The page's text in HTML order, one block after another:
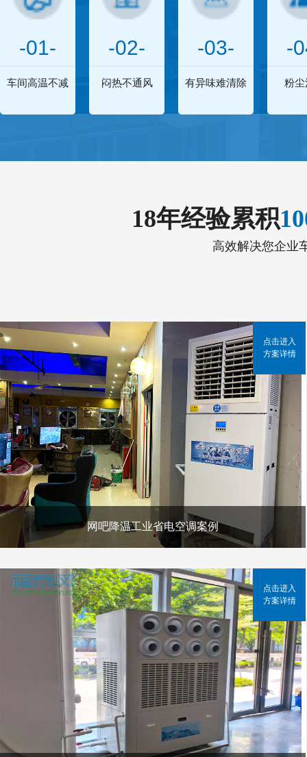
-01-
车间高温不减
-02-
闷热不通风
-03-
有异味难清除
-
粉尘
18年经验累积
高效解决您企业
网吧降温工业省电空调案例
点击进入
方案详情
点击进入
方案详情